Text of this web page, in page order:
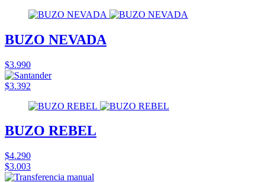
BUZO NEVADA
$3.990
$3.392
BUZO REBEL
$4.290
$3.003